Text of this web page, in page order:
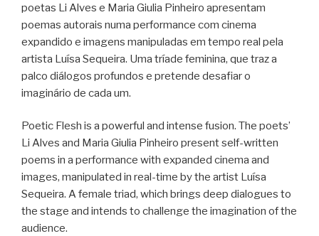
poetas Li Alves e Maria Giulia Pinheiro apresentam
poemas autorais numa performance com cinema
expandido e imagens manipuladas em tempo real pela
artista Luísa Sequeira. Uma tríade feminina, que traz a
palco diálogos profundos e pretende desafiar o
imaginário de cada um.
Poetic Flesh is a powerful and intense fusion. The poets’
Li Alves and Maria Giulia Pinheiro present self-written
poems in a performance with expanded cinema and
images, manipulated in real-time by the artist Luísa
Sequeira. A female triad, which brings deep dialogues to
the stage and intends to challenge the imagination of the
audience.